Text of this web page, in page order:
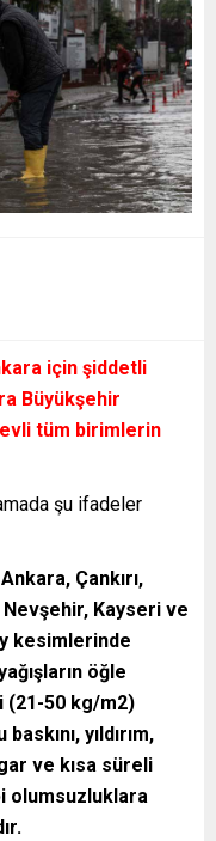
için şiddetli
Büyükşehir
tüm birimlerin
şu ifadeler
Çankırı,
Nevşehir, Kayseri ve
kesimlerinde
öğle
(21-50 kg/m2)
yıldırım,
ve kısa süreli
olumsuzluklara